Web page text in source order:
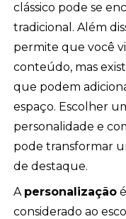
clássico pode se
tradicional. Além
permite que você
conteúdo, mas
que podem
espaço. Escolher
personalidade e
pode transformar
de destaque.
A personalização
considerado ao